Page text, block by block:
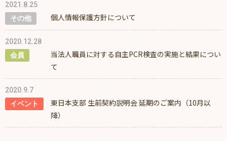
2021.8.25
その他 個人情報保護方針について
2020.12.28
会員
当法人職員に対する自主PCR検査の実施と結果につい
て
2020.9.7
イベント
東日本支部 生前契約説明会 延期のご案内（10月以
降）